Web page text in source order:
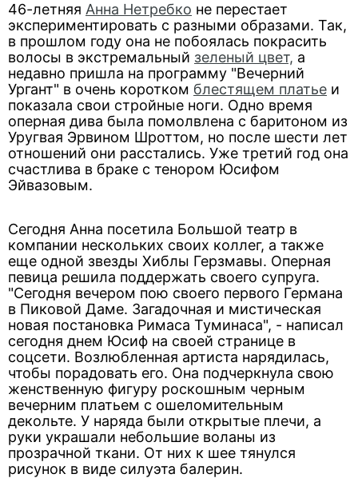
46-летняя Анна Нетребко не перестает
экспериментировать с разными образами. Так,
в прошлом году она не побоялась покрасить
волосы в экстремальный зеленый цвет, а
недавно пришла на программу "Вечерний
Ургант" в очень коротком блестящем платье и
показала свои стройные ноги. Одно время
оперная дива была помолвлена с баритоном из
Уругвая Эрвином Шроттом, но после шести лет
отношений они расстались. Уже третий год она
счастлива в браке с тенором Юсифом
Эйвазовым.
Сегодня Анна посетила Большой театр в
компании нескольких своих коллег, а также
еще одной звезды Хиблы Герзмавы. Оперная
певица решила поддержать своего супруга.
"Сегодня вечером пою своего первого Германа
в Пиковой Даме. Загадочная и мистическая
новая постановка Римаса Туминаса", - написал
сегодня днем Юсиф на своей странице в
соцсети. Возлюбленная артиста нарядилась,
чтобы порадовать его. Она подчеркнула свою
женственную фигуру роскошным черным
вечерним платьем с ошеломительным
декольте. У наряда были открытые плечи, а
руки украшали небольшие воланы из
прозрачной ткани. От них к шее тянулся
рисунок в виде силуэта балерин.